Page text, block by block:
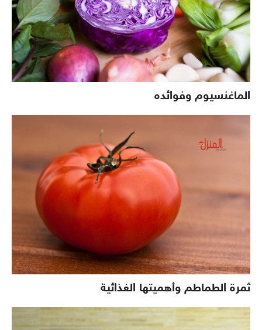
الماغنسيوم وفوائده
ثمرة الطماطم وأهميتها الغذائية